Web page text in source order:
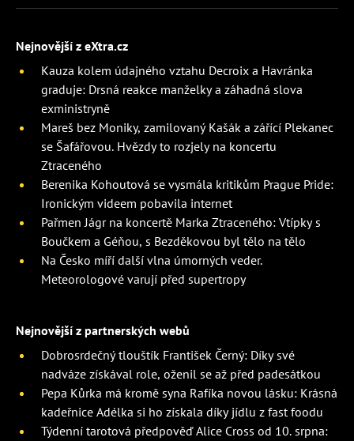
Nejnovější z eXtra.cz
Kauza kolem údajného vztahu Decroix a Havránka
graduje: Drsná reakce manželky a záhadná slova
exministryně
Mareš bez Moniky, zamilovaný Kašák a zářící Plekanec
se Šafářovou. Hvězdy to rozjely na koncertu
Ztraceného
Berenika Kohoutová se vysmála kritikům Prague Pride:
Ironickým videem pobavila internet
Pařmen Jágr na koncertě Marka Ztraceného: Vtípky s
Boučkem a Géňou, s Bezděkovou byl tělo na tělo
Na Česko míří další vlna úmorných veder.
Meteorologové varují před supertropy
Nejnovější z partnerských webů
Dobrosrdečný tlouštík František Černý: Díky své
nadváze získával role, oženil se až před padesátkou
Pepa Kůrka má kromě syna Rafíka novou lásku: Krásná
kadeřnice Adélka si ho získala díky jídlu z fast foodu
Týdenní tarotová předpověď Alice Cross od 10. srpna: